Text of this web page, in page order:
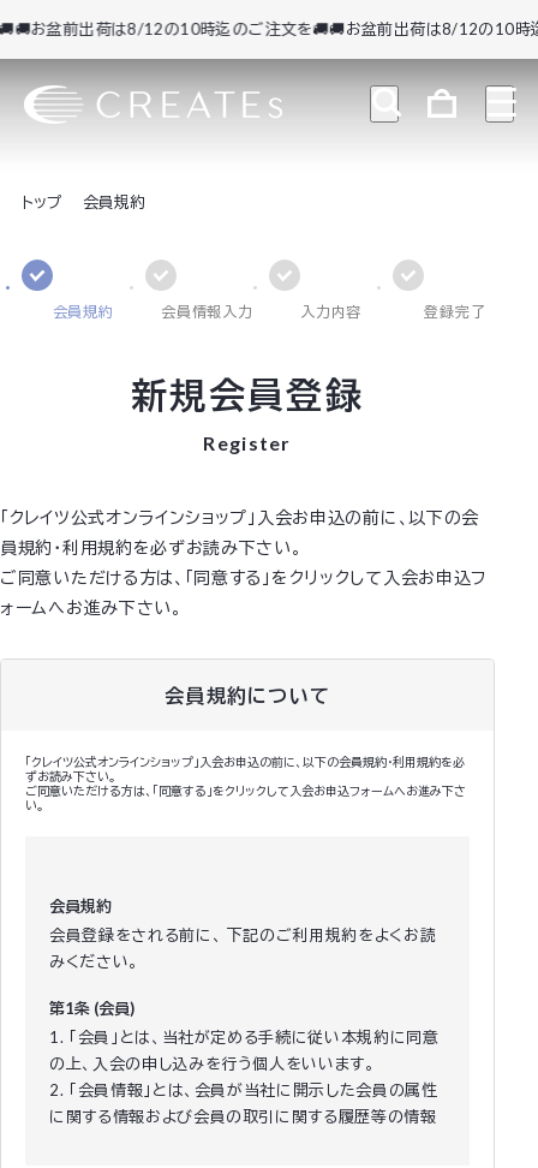
お盆前出荷は8/12の10時迄のご注文を🚚🚚お盆前出荷は8/12の10時迄
トップ 会員規約
会員規約 会員情報入力 入力内容 登録完了
新規会員登録
Register
「クレイツ公式オンラインショップ」入会お申込の前に、以下の会
員規約・利用規約を必ずお読み下さい。
ご同意いただける方は、「同意する」をクリックして入会お申込フ
ォームへお進み下さい。
会員規約について
「クレイツ公式オンラインショップ」入会お申込の前に、以下の会員規約・利用規約を必
ずお読み下さい。
ご同意いただける方は、「同意する」をクリックして入会お申込フォームへお進み下さ
い。
会員規約
会員登録をされる前に、 下記のご利用規約をよくお読
みください。
第1条 (会員)
1. 「会員」とは、当社が定める手続に従い本規約に同意
の上、入会の申し込みを行う個人をいいます。
2. 「会員情報」とは、会員が当社に開示した会員の属性
に関する情報および会員の取引に関する履歴等の情報